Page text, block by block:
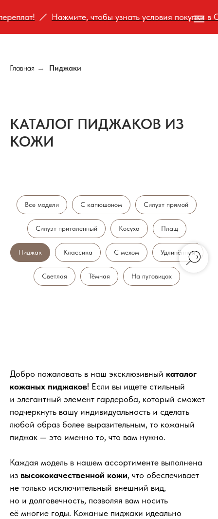
Нажмите, чтобы узнать условия покупки
Главная → Пиджаки
КАТАЛОГ ПИДЖАКОВ ИЗ
КОЖИ
Все модели С капюшоном Силуэт прямой
Силуэт приталенный Косуха Плащ
Пиджак Классика С мехом Удлинённая
Светлая Тёмная На пуговицах
Добро пожаловать в наш эксклюзивный каталог
кожаных пиджаков! Если вы ищете стильный
и элегантный элемент гардероба, который сможет
подчеркнуть вашу индивидуальность и сделать
любой образ более выразительным, то кожаный
пиджак — это именно то, что вам нужно.
Каждая модель в нашем ассортименте выполнена
из высококачественной кожи, что обеспечивает
не только исключительный внешний вид,
но и долговечность, позволяя вам носить
её многие годы. Кожаные пиджаки идеально